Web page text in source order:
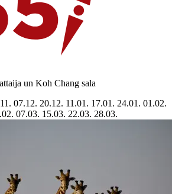
un Koh Chang sala
07.12. 20.12. 11.01. 17.01. 24.01. 01.02.
07.03. 15.03. 22.03. 28.03.